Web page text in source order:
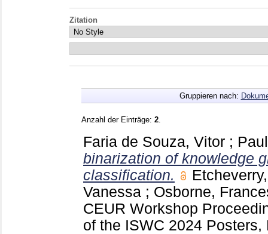
Zitation
Gruppieren nach:
Anzahl der Einträge: 2
Faria de Souza, Vitor ;
binarization of knowledge
classification.
Vanessa ; Osborne,
CEUR Workshop
of the ISWC 2024